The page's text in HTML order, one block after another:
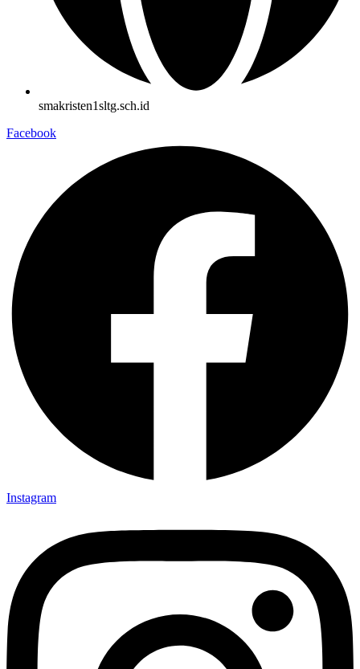
smakristen1sltg.sch.id
Facebook
Instagram